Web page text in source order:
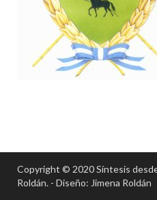
Copyright © 2020 Síntesis
Roldán. - Diseño: Jimena Roldán